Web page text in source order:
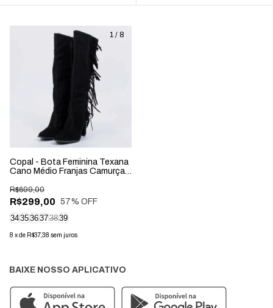
1 / 8
Copal - Bota Feminina Texana
Cano Médio Franjas Camurça
R$299,00
R$699,00
57% OFF
343536373839
8 xde R$37,38 sem juros
BAIXE NOSSO APLICATIVO